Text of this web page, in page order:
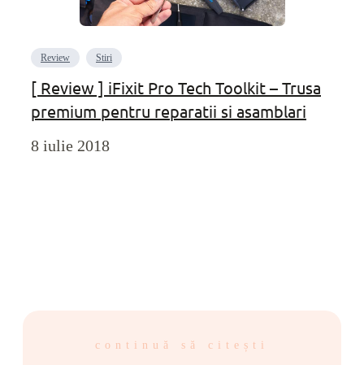
Review Stiri
[ Review ] iFixit Pro Tech Toolkit – Trusa
premium pentru reparatii si asamblari
8 iulie 2018
continuă să citești